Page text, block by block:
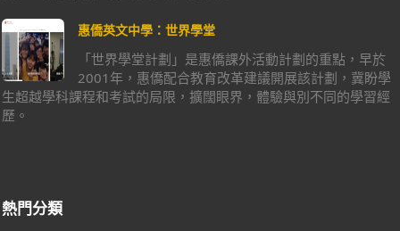
惠僑英文中學：世界學堂
「世界學堂計劃」是惠僑課外活動計劃的重點，早於
2001年，惠僑配合教育改革建議開展該計劃，冀盼學
生超越學科課程和考試的局限，擴闊眼界，體驗與別不同的學習經
歷。
熱門分類